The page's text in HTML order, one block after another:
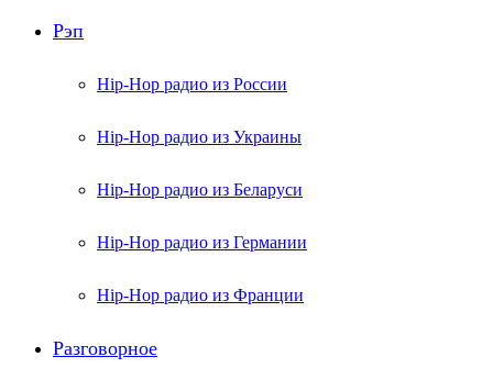
Рэп
Hip-Hop радио из России
Hip-Hop радио из Украины
Hip-Hop радио из Беларуси
Hip-Hop радио из Германии
Hip-Hop радио из Франции
Разговорное